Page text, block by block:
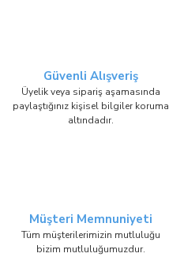
Güvenli Alışveriş
Üyelik veya sipariş aşamasında
paylaştığınız kişisel bilgiler koruma
altındadır.
Müşteri Memnuniyeti
Tüm müşterilerimizin mutluluğu
bizim mutluluğumuzdur.